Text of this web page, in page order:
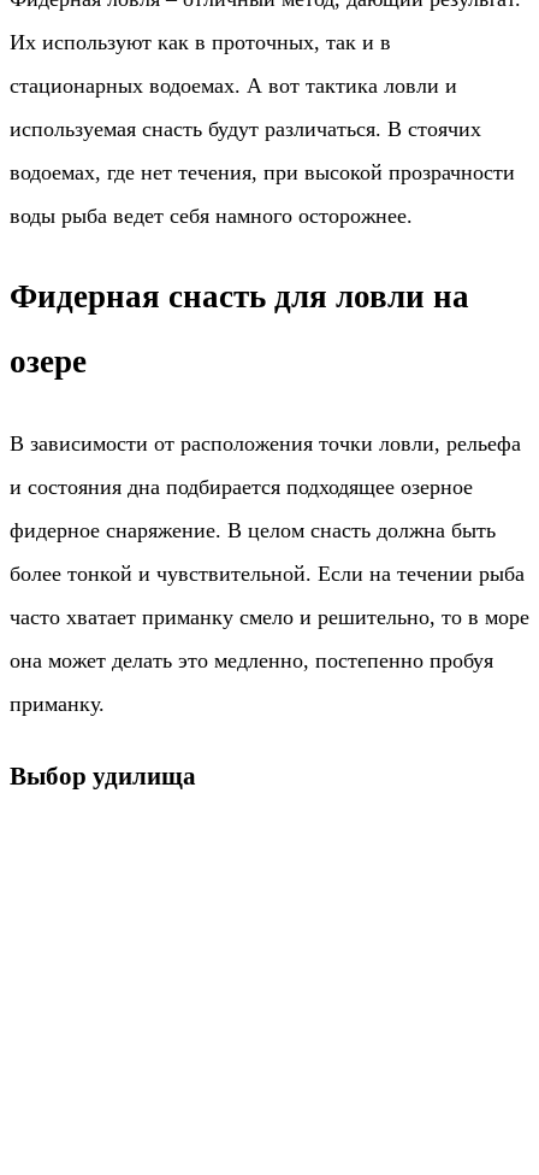
Их используют как в проточных, так и в
стационарных водоемах. А вот тактика ловли и
используемая снасть будут различаться. В стоячих
водоемах, где нет течения, при высокой прозрачности
воды рыба ведет себя намного осторожнее.
Фидерная снасть для ловли на
озере
В зависимости от расположения точки ловли, рельефа
и состояния дна подбирается подходящее озерное
фидерное снаряжение. В целом снасть должна быть
более тонкой и чувствительной. Если на течении рыба
часто хватает приманку смело и решительно, то в море
она может делать это медленно, постепенно пробуя
приманку.
Выбор удилища